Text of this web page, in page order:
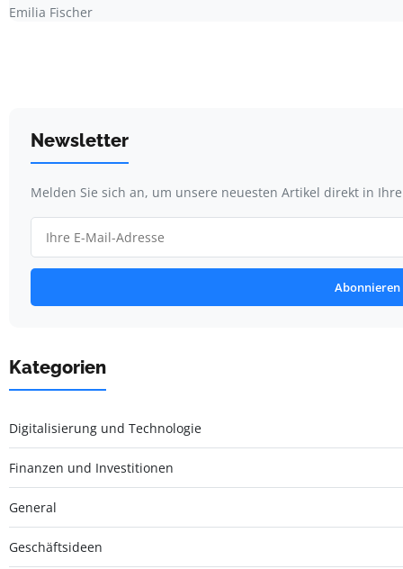
Emilia Fischer
Newsletter
Melden Sie sich an, um unsere neuesten Artikel direkt in
Abonnieren
Kategorien
Digitalisierung und Technologie
Finanzen und Investitionen
General
Geschäftsideen